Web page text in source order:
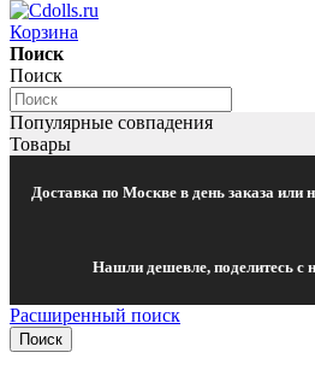
Корзина
Поиск
Поиск
Популярные совпадения
Товары
Доставка по Москве в день заказа или
Нашли дешевле, поделитесь с
Расширенный поиск
Поиск